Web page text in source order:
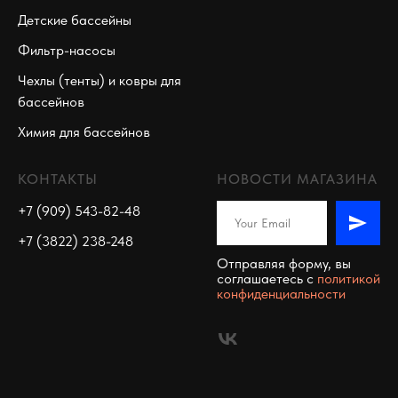
Детские бассейны
Фильтр-насосы
Чехлы (тенты) и ковры для
бассейнов
Химия для бассейнов
КОНТАКТЫ
+7 (909) 543-82-48
+7 (3822) 238-248
НОВОСТИ МАГАЗИНА
Отправляя форму, вы
соглашаетесь c политикой
конфиденциальности